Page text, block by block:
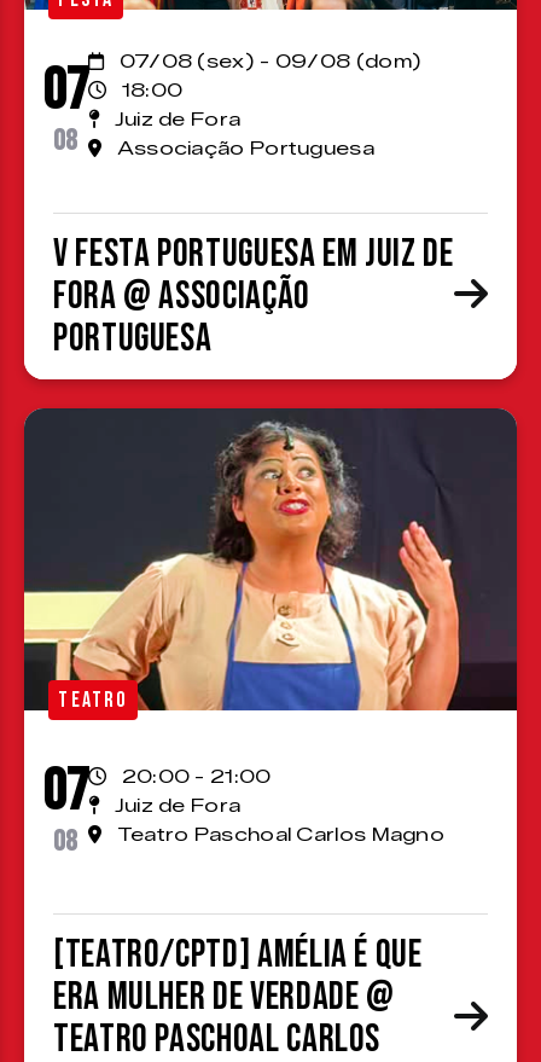
07
08
07/08 (sex) - 09/08 (dom)
18:00
Juiz de Fora
Associação Portuguesa
V Festa Portuguesa em Juiz de
Fora @ Associação
Portuguesa
TEATRO
07
08
20:00 - 21:00
Juiz de Fora
Teatro Paschoal Carlos Magno
[TEATRO/CPTD] Amélia é que
era mulher de verdade @
Teatro Paschoal Carlos